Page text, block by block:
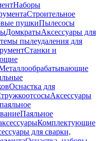
Наборы
Строительное
пушкиПылесосы
ДомкратыАксессуары для
пылеудаления для
Станки и
Оснастка для
Аксессуары
Паяльное
Комплектующие
для сварки,